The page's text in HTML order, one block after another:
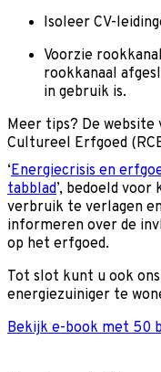
Isoleer CV-
Voorzie
rookkanaal
in gebruik is.
Meer tips? De website
Cultureel Erfgoed
‘Energiecrisis en
tabblad’, bedoeld
verbruik te verlagen
informeren over de
op het erfgoed.
Tot slot kunt u ook
energiezuiniger te
Bekijk e-book met 50